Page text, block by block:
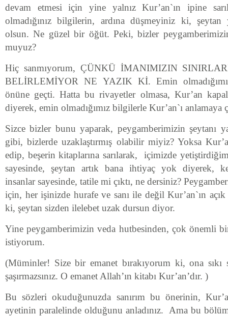
devam etmesi için yine yalnız Kur’an`ın ipine
olmadığınız bilgilerin, ardına düşmeyiniz ki, şeytan
olsun. Ne güzel bir öğüt. Peki, bizler
muyuz?
Hiç sanmıyorum, ÇÜNKÜ İMANIMIZIN
BELİRLEMİYOR NE YAZIK Kİ. Emin
önüne geçti. Hatta bu rivayetler olmasa, Kur’an
diyerek, emin olmadığımız bilgilerle Kur’an`ı anlamaya
Sizce bizler bunu yaparak, peygamberimizin şeytanı
gibi, bizlerde uzaklaştırmış olabilir miyiz? Yoksa
edip, beşerin kitaplarına sarılarak, içimizde
sayesinde, şeytan artık bana ihtiyaç yok diyerek,
insanlar sayesinde, tatile mi çıktı, ne dersiniz?
için, her işinizde hurafe ve sanı ile değil Kur’an`ın
ki, şeytan sizden ilelebet uzak dursun diyor.
Yine peygamberimizin veda hutbesinden, çok önemli
istiyorum.
(Müminler! Size bir emanet bırakıyorum ki, ona sıkı
şaşırmazsınız. O emanet Allah’ın kitabı Kur’an’dır. )
Bu sözleri okuduğunuzda sanırım bu önerinin,
ayetinin paralelinde olduğunu anladınız. Ama bu